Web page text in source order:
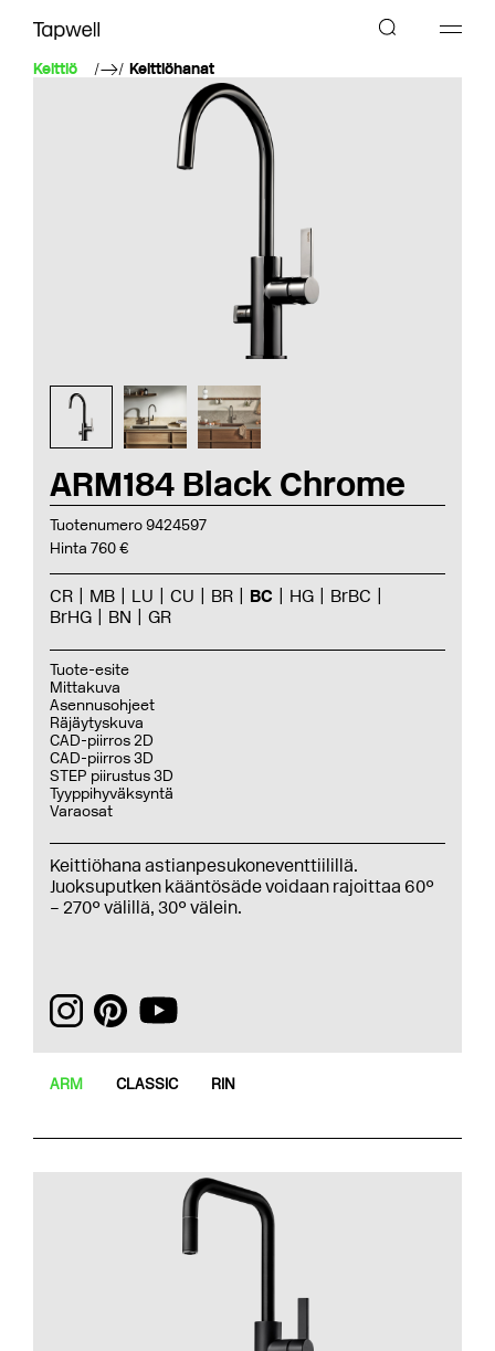
Keittiö Keittiöhanat
ARM184 Black Chrome
Tuotenumero 9424597
Hinta 760 €
CR MB LU CU BR BC HG
BrBC
BrHG
BN GR
Tuote-esite
Mittakuva
Asennusohjeet
Räjäytyskuva
CAD-piirros 2D
CAD-piirros 3D
STEP piirustus 3D
Tyyppihyväksyntä
Varaosat
Keittiöhana astianpesukoneventtiilillä.
Juoksuputken kääntösäde voidaan rajoittaa 60°
– 270° välillä, 30° välein.
ARM CLASSIC RIN